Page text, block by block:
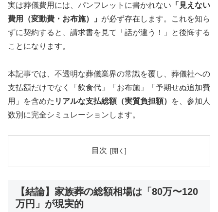
実は葬儀費用には、パンフレットに書かれない 「見えない
費用（変動費・お布施）」 が必ず存在します。これを知ら
ずに契約すると、請求書を見て「話が違う！」と後悔する
ことになります。
本記事では、不透明な葬儀業界の常識を覆し、葬儀社への
支払額だけでなく「飲食代」「お布施」「予期せぬ追加費
用」を含めた リアルな支払総額（実質負担額）
を、参加人
数別に完全シミュレーションします。
目次
【結論】家族葬の総額相場は「80万〜120
万円」が現実的